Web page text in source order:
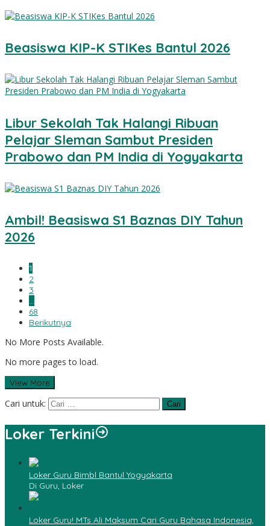
Beasiswa KIP-K STIKes Bantul 2026
Libur Sekolah Tak Halangi Ribuan
Pelajar Sleman Sambut Presiden
Prabowo dan PM India di Yogyakarta
Ambil! Beasiswa S1 Baznas DIY Tahun
2026
1
2
3
…
68
Berikutnya
No More Posts Available.
No more pages to load.
View More
Cari untuk:
Loker Terkini
Loker Guru Bimbl Bantul Yogyakarta
Di Guru, Loker
Loker Guru! MTs Ali Maksum Cari Guru Bahasa Indonesia,